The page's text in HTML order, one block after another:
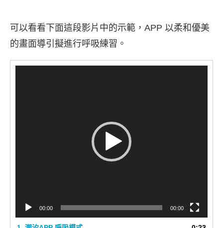
可以看看下面這段影片中的示範，APP 以柔和優美
的畫面導引擬進行呼吸練習。
00:00 00:00